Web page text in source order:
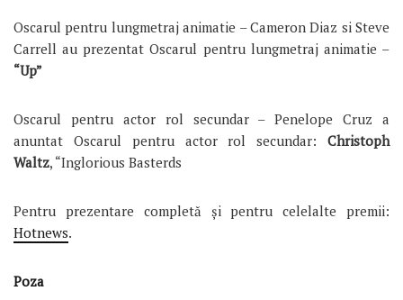
Oscarul pentru lungmetraj animatie – Cameron Diaz si Steve
Carrell au prezentat Oscarul pentru lungmetraj animatie –
“Up”
Oscarul pentru actor rol secundar – Penelope Cruz a
anuntat Oscarul pentru actor rol secundar: Christoph
Waltz, “Inglorious Basterds
Pentru prezentare completă și pentru celelalte premii:
Hotnews.
Poza